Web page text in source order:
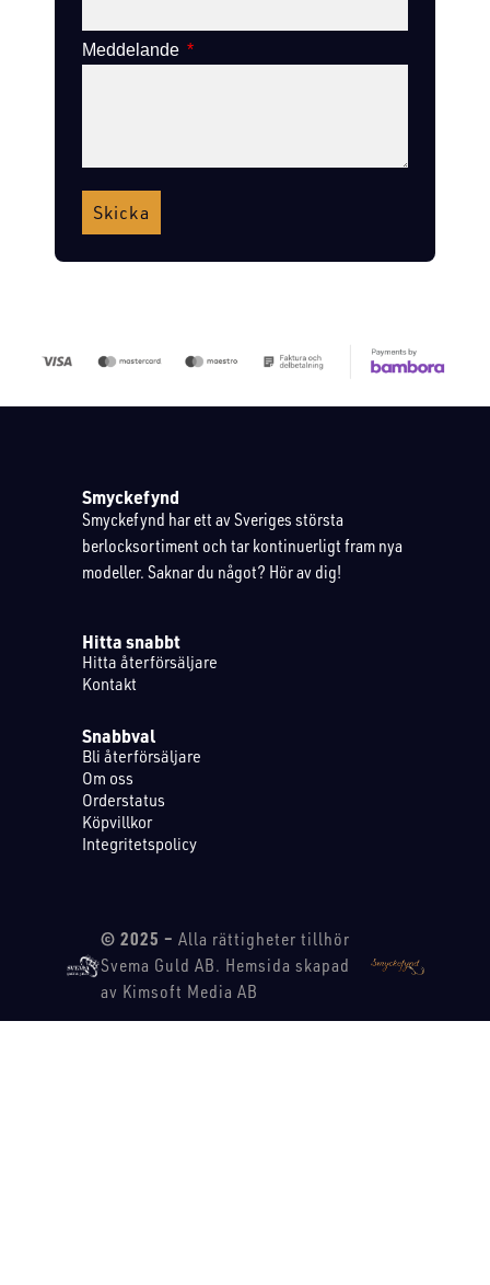
Meddelande
Skicka
Smyckefynd
Smyckefynd har ett av Sveriges största
berlocksortiment och tar kontinuerligt fram nya
modeller. Saknar du något? Hör av dig!
Hitta snabbt
Hitta återförsäljare
Kontakt
Snabbval
Bli återförsäljare
Om oss
Orderstatus
Köpvillkor
Integritetspolicy
© 2025 – Alla rättigheter tillhör
Svema Guld AB. Hemsida skapad
av Kimsoft Media AB